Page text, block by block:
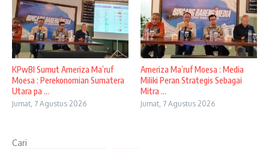
KPwBI Sumut Ameriza Ma’ruf
Moesa : Perekonomian Sumatera
Utara pa ...
Jumat, 7 Agustus 2026
Ameriza Ma’ruf Moesa : Media
Miliki Peran Strategis Sebagai
Mitra ...
Jumat, 7 Agustus 2026
Cari